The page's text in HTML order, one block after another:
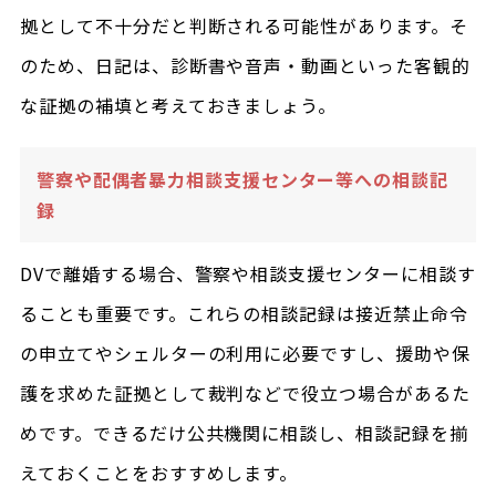
拠として不十分だと判断される可能性があります。そ
のため、日記は、診断書や音声・動画といった客観的
な証拠の補填と考えておきましょう。
警察や配偶者暴力相談支援センター等への相談記
録
DVで離婚する場合、警察や相談支援センターに相談す
ることも重要です。これらの相談記録は接近禁止命令
の申立てやシェルターの利用に必要ですし、援助や保
護を求めた証拠として裁判などで役立つ場合があるた
めです。できるだけ公共機関に相談し、相談記録を揃
えておくことをおすすめします。